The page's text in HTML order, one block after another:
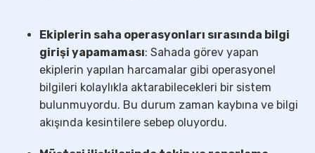
Ekiplerin saha operasyonları sırasında bilgi
girişi yapamaması: Sahada görev yapan
ekiplerin yapılan harcamalar gibi operasyonel
bilgileri kolaylıkla aktarabilecekleri bir sistem
bulunmuyordu. Bu durum zaman kaybına ve bilgi
akışında kesintilere sebep oluyordu.